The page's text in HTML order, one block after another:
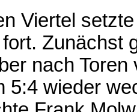
Viertel
Zunächst
nach
5:4 wieder